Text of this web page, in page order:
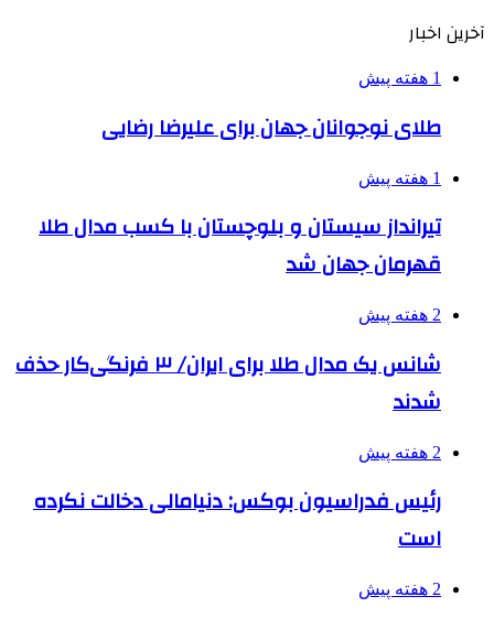
آخرین اخبار
1 هفته پیش
طلای نوجوانان جهان برای علیرضا رضایی
1 هفته پیش
تیرانداز سیستان و بلوچستان با کسب مدال طلا
قهرمان جهان شد
2 هفته پیش
شانس یک مدال طلا برای ایران/ ۳ فرنگی‌کار حذف
شدند
2 هفته پیش
رئیس فدراسیون بوکس: دنیامالی دخالت نکرده
است
2 هفته پیش